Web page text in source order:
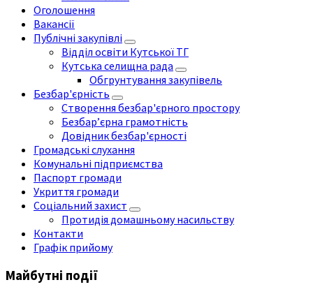
Оголошення
Вакансії
Публічні закупівлі
Відділ освіти Кутської ТГ
Кутська селищна рада
Обгрунтування закупівель
Безбар'єрність
Створення безбар'єрного простору
Безбар’єрна грамотність
Довідник безбар'єрності
Громадські слухання
Комунальні підприємства
Паспорт громади
Укриття громади
Соціальний захист
Протидія домашньому насильству
Контакти
Графік прийому
Майбутні події